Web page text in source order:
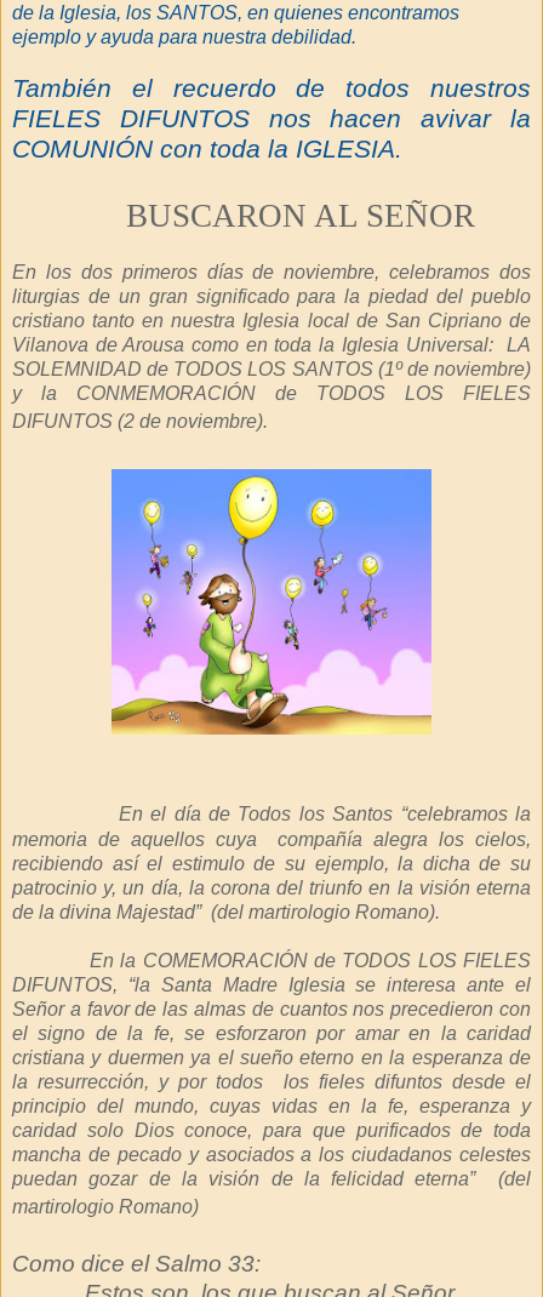
de la Iglesia, los SANTOS, en quienes encontramos
ejemplo y ayuda para nuestra debilidad.
También el recuerdo de todos nuestros
FIELES DIFUNTOS nos hacen avivar la
COMUNIÓN con toda la IGLESIA.
BUSCARON AL SEÑOR
En los dos primeros días de noviembre, celebramos dos
liturgias de un gran significado para la piedad del pueblo
cristiano tanto en nuestra Iglesia local de San Cipriano de
Vilanova de Arousa como en toda la Iglesia Universal: LA
SOLEMNIDAD de TODOS LOS SANTOS (1º de noviembre)
y la CONMEMORACIÓN de TODOS LOS FIELES
DIFUNTOS (2 de noviembre).
En el día de Todos los Santos “celebramos la
memoria de aquellos cuya compañía alegra los cielos,
recibiendo así el estimulo de su ejemplo, la dicha de su
patrocinio y, un día, la corona del triunfo en la visión eterna
de la divina Majestad” (del martirologio Romano).
En la COMEMORACIÓN de TODOS LOS FIELES
DIFUNTOS, “la Santa Madre Iglesia se interesa ante el
Señor a favor de las almas de cuantos nos precedieron con
el signo de la fe, se esforzaron por amar en la caridad
cristiana y duermen ya el sueño eterno en la esperanza de
la resurrección, y por todos los fieles difuntos desde el
principio del mundo, cuyas vidas en la fe, esperanza y
caridad solo Dios conoce, para que purificados de toda
mancha de pecado y asociados a los ciudadanos celestes
puedan gozar de la visión de la felicidad eterna” (del
martirologio Romano)
Como dice el Salmo 33: